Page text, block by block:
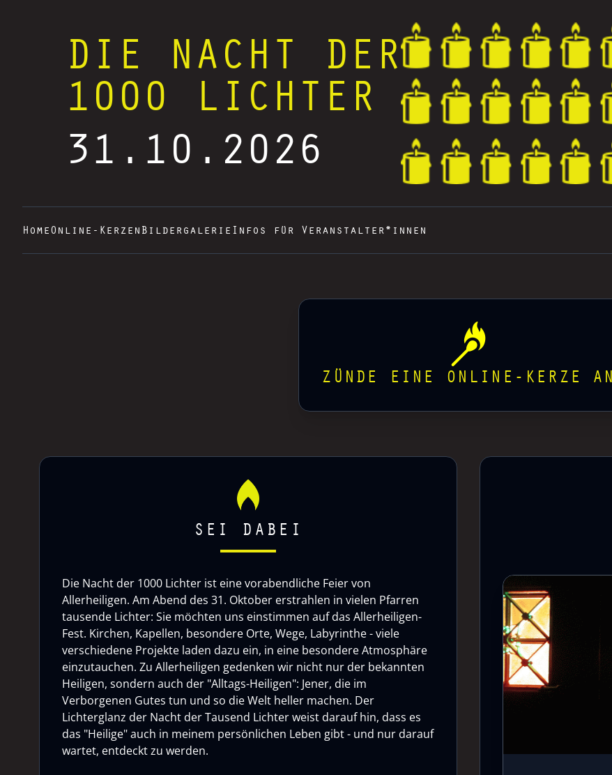
DIE NACHT DER
1000 LICHTER
31.10.2026
HomeOnline-Kerzen Bildergalerie Infos für Veranstalter*innen
ZÜNDE EINE ONLINE-KERZE AN
SEI DABEI
Die Nacht der 1000 Lichter ist eine vorabendliche Feier von
Allerheiligen. Am Abend des 31. Oktober erstrahlen in vielen Pfarren
tausende Lichter: Sie möchten uns einstimmen auf das Allerheiligen-
Fest. Kirchen, Kapellen, besondere Orte, Wege, Labyrinthe - viele
verschiedene Projekte laden dazu ein, in eine besondere Atmosphäre
einzutauchen. Zu Allerheiligen gedenken wir nicht nur der bekannten
Heiligen, sondern auch der "Alltags-Heiligen": Jener, die im
Verborgenen Gutes tun und so die Welt heller machen. Der
Lichterglanz der Nacht der Tausend Lichter weist darauf hin, dass es
das "Heilige" auch in meinem persönlichen Leben gibt - und nur darauf
wartet, entdeckt zu werden.